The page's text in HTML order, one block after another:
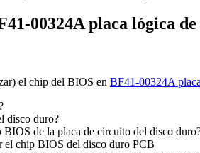
00324A placa lógica
el chip del BIOS en BF41-00324A
disco duro?
BIOS de la placa de circuito del disco
el chip BIOS del disco duro PCB